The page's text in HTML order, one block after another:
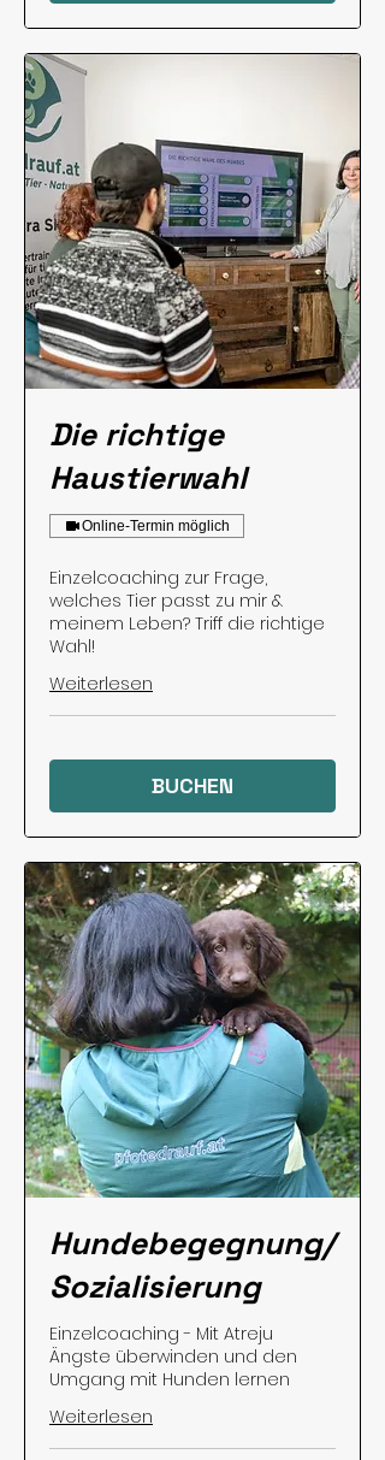
Die richtige
Haustierwahl
Online-Termin möglich
Einzelcoaching zur Frage,
welches Tier passt zu mir &
meinem Leben? Triff die richtige
Wahl!
Weiterlesen
BUCHEN
Hundebegegnung/
Sozialisierung
Einzelcoaching - Mit Atreju
Ängste überwinden und den
Umgang mit Hunden lernen
Weiterlesen